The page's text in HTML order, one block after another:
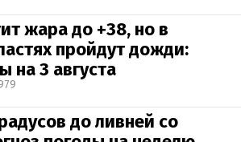
жара до +38, но в
пройдут дожди:
на 3 августа
до ливней со